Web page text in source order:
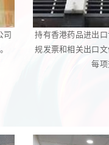
司
持有香港药品进出
规发票和相关出口
每项